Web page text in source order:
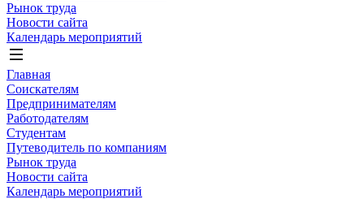
Рынок труда
Новости сайта
Календарь мероприятий
Главная
Соискателям
Предпринимателям
Работодателям
Студентам
Путеводитель по компаниям
Рынок труда
Новости сайта
Календарь мероприятий